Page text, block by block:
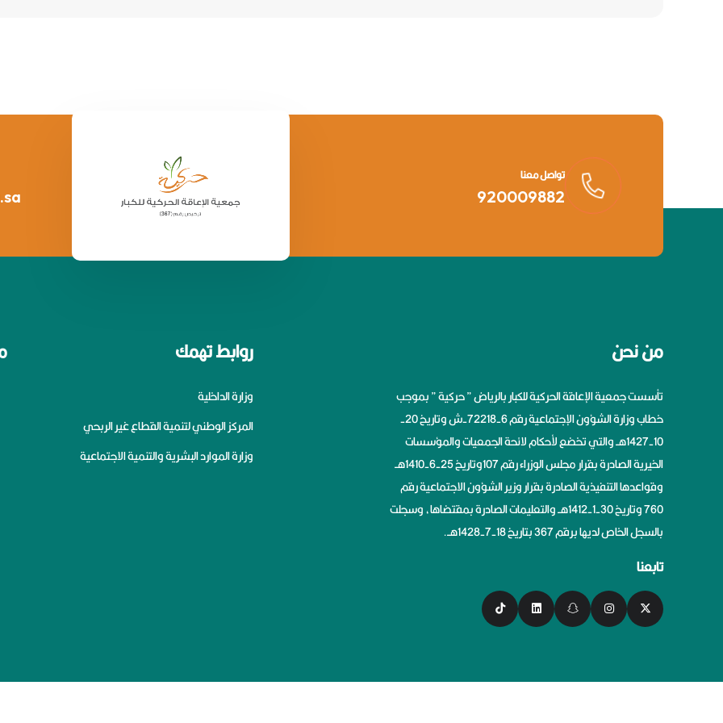
تواصل معنا
920009882
من نحن
تأسست جمعية الإعاقة الحركية للكبار بالرياض ” حركية ” بموجب
خطاب وزارة الشؤون الإجتماعية رقم 6-72218-ش وتاريخ 20-
10-1427هــ والتي تخضع لأحكام لائحة الجمعيات والمؤسسات
الخيرية الصادرة بقرار مجلس الوزراء رقم 107وتاريخ 25-6-1410هــ
وقواعدها التنفيذية الصادرة بقرار وزير الشؤون الاجتماعية رقم
760 وتاريخ 30-1-1412هــ والتعليمات الصادرة بمقتضاها، وسجلت
بالسجل الخاص لديها برقم 367 بتاريخ 18-7-1428هــ.
تابعنا
روابط تهمك
وزارة الداخلية
المركز الوطني لتنمية القطاع غير الربحي
وزارة الموارد البشرية والتنمية الاجتماعية